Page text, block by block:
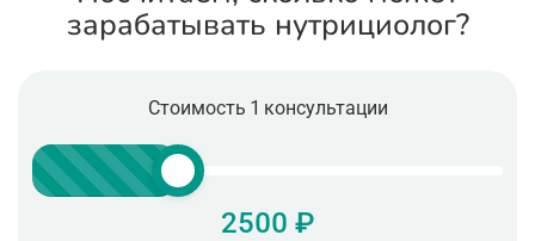
зарабатывать нутрициолог?
Стоимость 1 консультации
2500 ₽